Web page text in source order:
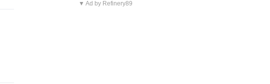
▼ Ad by Refinery89